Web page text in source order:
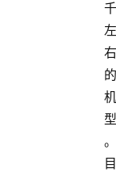
千
左
右
的
机
型
。
目